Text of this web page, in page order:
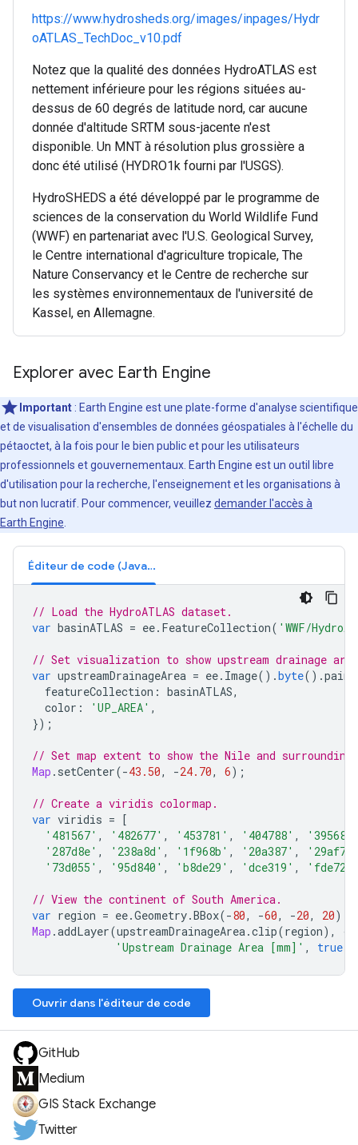
https://www.hydrosheds.org/images/inpages/Hydr
oATLAS_TechDoc_v10.pdf
Notez que la qualité des données HydroATLAS est
nettement inférieure pour les régions situées au-
dessus de 60 degrés de latitude nord, car aucune
donnée d'altitude SRTM sous-jacente n'est
disponible. Un MNT à résolution plus grossière a
donc été utilisé (HYDRO1k fourni par l'USGS).
HydroSHEDS a été développé par le programme de
sciences de la conservation du World Wildlife Fund
(WWF) en partenariat avec l'U.S. Geological Survey,
le Centre international d'agriculture tropicale, The
Nature Conservancy et le Centre de recherche sur
les systèmes environnementaux de l'université de
Kassel, en Allemagne.
Explorer avec Earth Engine
Important : Earth Engine est une plate-forme d'analyse scientifique
et de visualisation d'ensembles de données géospatiales à l'échelle du
pétaoctet, à la fois pour le bien public et pour les utilisateurs
professionnels et gouvernementaux. Earth Engine est un outil libre
d'utilisation pour la recherche, l'enseignement et les organisations à
but non lucratif. Pour commencer, veuillez demander l'accès à
Earth Engine
Éditeur de code (JavaScript)
// Load the HydroATLAS dataset.
var basinATLAS = ee. FeatureCollection( 'WWF/
// Set visualization to show upstream drainage
var upstreamDrainageArea = ee. Image().byte().paint
featureCollection : basinATLAS,
color : 'UP_AREA' ,
});
// Set map extent to show the Nile and surrounding
Map . setCenter(-43.50, -24.70, 6);
// Create a viridis colormap.
var viridis = [
'481567' , '482677' , '453781' , '404788' ,
'287d8e' , '238a8d' , '1f968b' , '20a387' ,
'73d055' , '95d840' , 'b8de29' , 'dce319' ,
// View the continent of South America.
var region = ee.Geometry.BBox(-80, -60, -20, 20);
Map .addLayer(upstreamDrainageArea.clip(region), {
'Upstream Drainage Area [mm]' , true
Ouvrir dans l'éditeur de code
GitHub
Medium
GIS Stack Exchange
Twitter